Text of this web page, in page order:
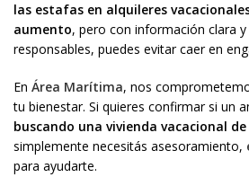
las estafas en alquileres
aumento, pero con información clara y
responsables, puedes evitar caer en
En Área Marítima, nos
tu bienestar. Si quieres confirmar si un
buscando una vivienda vacacional
simplemente necesitás asesoramiento,
para ayudarte.